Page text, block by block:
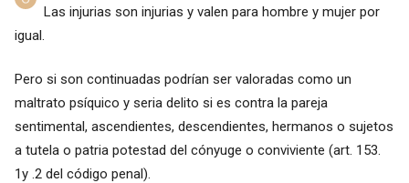
Las injurias son injurias y valen para hombre y mujer por
igual.
Pero si son continuadas podrían ser valoradas como un
maltrato psíquico y seria delito si es contra la pareja
sentimental, ascendientes, descendientes, hermanos o sujetos
a tutela o patria potestad del cónyuge o conviviente (art. 153.
1y .2 del código penal).